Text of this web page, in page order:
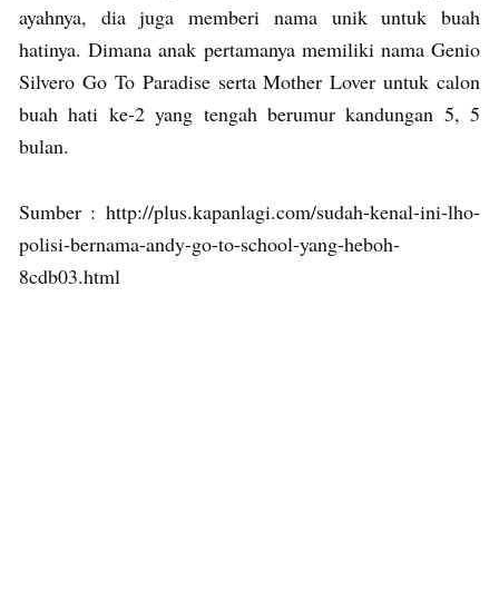
ayahnya, dia juga memberi nama unik untuk buah
hatinya. Dimana anak pertamanya memiliki nama Genio
Silvero Go To Paradise serta Mother Lover untuk calon
buah hati ke-2 yang tengah berumur kandungan 5, 5
bulan.
Sumber : http://plus.kapanlagi.com/sudah-kenal-ini-lho-
polisi-bernama-andy-go-to-school-yang-heboh-
8cdb03.html